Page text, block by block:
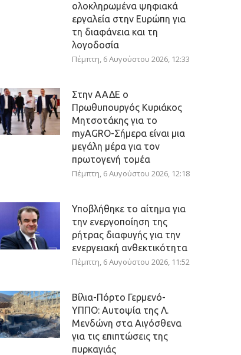
ολοκληρωμένα ψηφιακά
εργαλεία στην Ευρώπη για
τη διαφάνεια και τη
λογοδοσία
Πέμπτη, 6 Αυγούστου 2026, 12:33
Στην ΑΑΔΕ ο
Πρωθυπουργός Κυριάκος
Μητσοτάκης για το
myAGRO-Σήμερα είναι μια
μεγάλη μέρα για τον
πρωτογενή τομέα
Πέμπτη, 6 Αυγούστου 2026, 12:18
Υποβλήθηκε το αίτημα για
την ενεργοποίηση της
ρήτρας διαφυγής για την
ενεργειακή ανθεκτικότητα
Πέμπτη, 6 Αυγούστου 2026, 11:52
Βίλια-Πόρτο Γερμενό-
ΥΠΠΟ: Αυτοψία της Λ.
Μενδώνη στα Αιγόσθενα
για τις επιπτώσεις της
πυρκαγιάς